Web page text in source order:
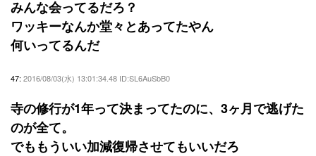
みんな会ってるだろ？
ワッキーなんか堂々とあってたやん
何いってるんだ
47: 2016/08/03(水) 13:01:34.48 ID:SL6AuSbB0
寺の修行が1年って決まってたのに、3ヶ月で逃げた
のが全て。
でももういい加減復帰させてもいいだろ